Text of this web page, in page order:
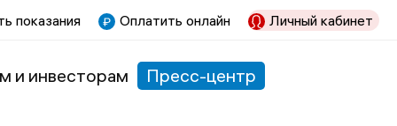
показания Оплатить онлайн Личный кабинет
и инвесторам Пресс-центр